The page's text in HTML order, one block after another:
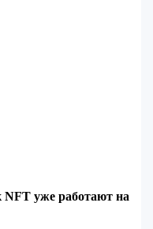
уже работают на